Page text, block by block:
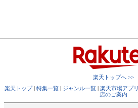
楽天トップへ >>
楽天トップ| 特集一覧 | ジャンル一覧 | 楽天市場アプリ
店のご案内